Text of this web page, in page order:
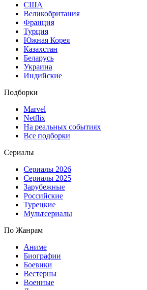
США
Великобритания
Франция
Турция
Южная Корея
Казахстан
Беларусь
Украина
Индийские
Подборки
Marvel
Netflix
На реальных событиях
Все подборки
Сериалы
Сериалы 2026
Сериалы 2025
Зарубежные
Российские
Турецкие
Мультсериалы
По Жанрам
Аниме
Биографии
Боевики
Вестерны
Военные